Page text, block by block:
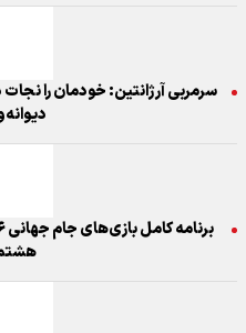
سرمربی آرژانتین: خودمان را